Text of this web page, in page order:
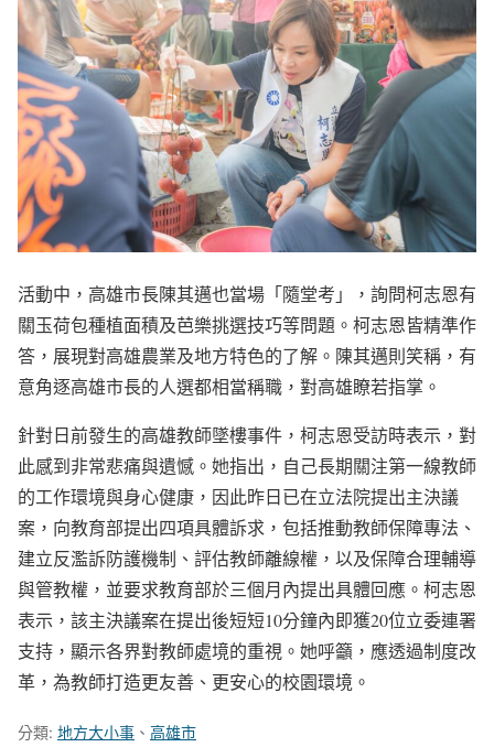
活動中，高雄市長陳其邁也當場「隨堂考」，詢問柯志恩有
關玉荷包種植面積及芭樂挑選技巧等問題。柯志恩皆精準作
答，展現對高雄農業及地方特色的了解。陳其邁則笑稱，有
意角逐高雄市長的人選都相當稱職，對高雄瞭若指掌。
針對日前發生的高雄教師墜樓事件，柯志恩受訪時表示，對
此感到非常悲痛與遺憾。她指出，自己長期關注第一線教師
的工作環境與身心健康，因此昨日已在立法院提出主決議
案，向教育部提出四項具體訴求，包括推動教師保障專法、
建立反濫訴防護機制、評估教師離線權，以及保障合理輔導
與管教權，並要求教育部於三個月內提出具體回應。柯志恩
表示，該主決議案在提出後短短10分鐘內即獲20位立委連署
支持，顯示各界對教師處境的重視。她呼籲，應透過制度改
革，為教師打造更友善、更安心的校園環境。
分類: 地方大小事 、 高雄市